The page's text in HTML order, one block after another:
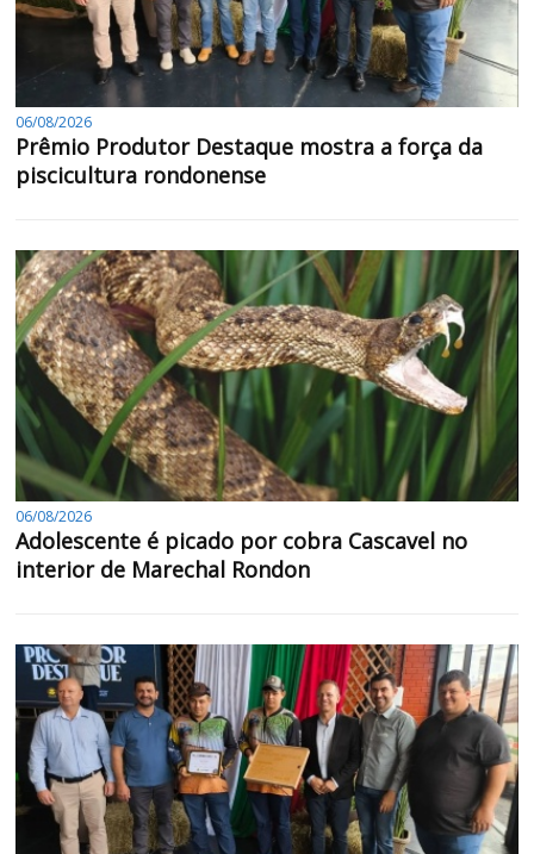
06/08/2026
Prêmio Produtor Destaque mostra a força da
piscicultura rondonense
06/08/2026
Adolescente é picado por cobra Cascavel no
interior de Marechal Rondon